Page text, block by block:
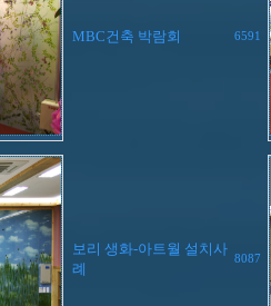
MBC건축 박람회 6591
보리 생화-아트월 설치사
례
8087